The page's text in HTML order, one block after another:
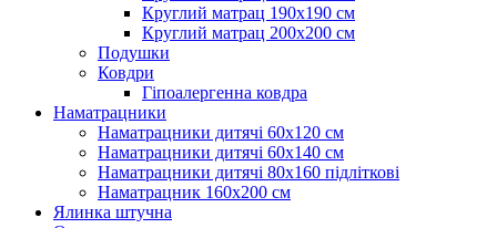
Круглий матрац 190х190 см
Круглий матрац 200х200 см
Подушки
Ковдри
Гіпоалергенна ковдра
Наматрацники
Наматрацники дитячі 60х120 см
Наматрацники дитячі 60х140 см
Наматрацники дитячі 80х160 підліткові
Наматрацник 160х200 см
Ялинка штучна